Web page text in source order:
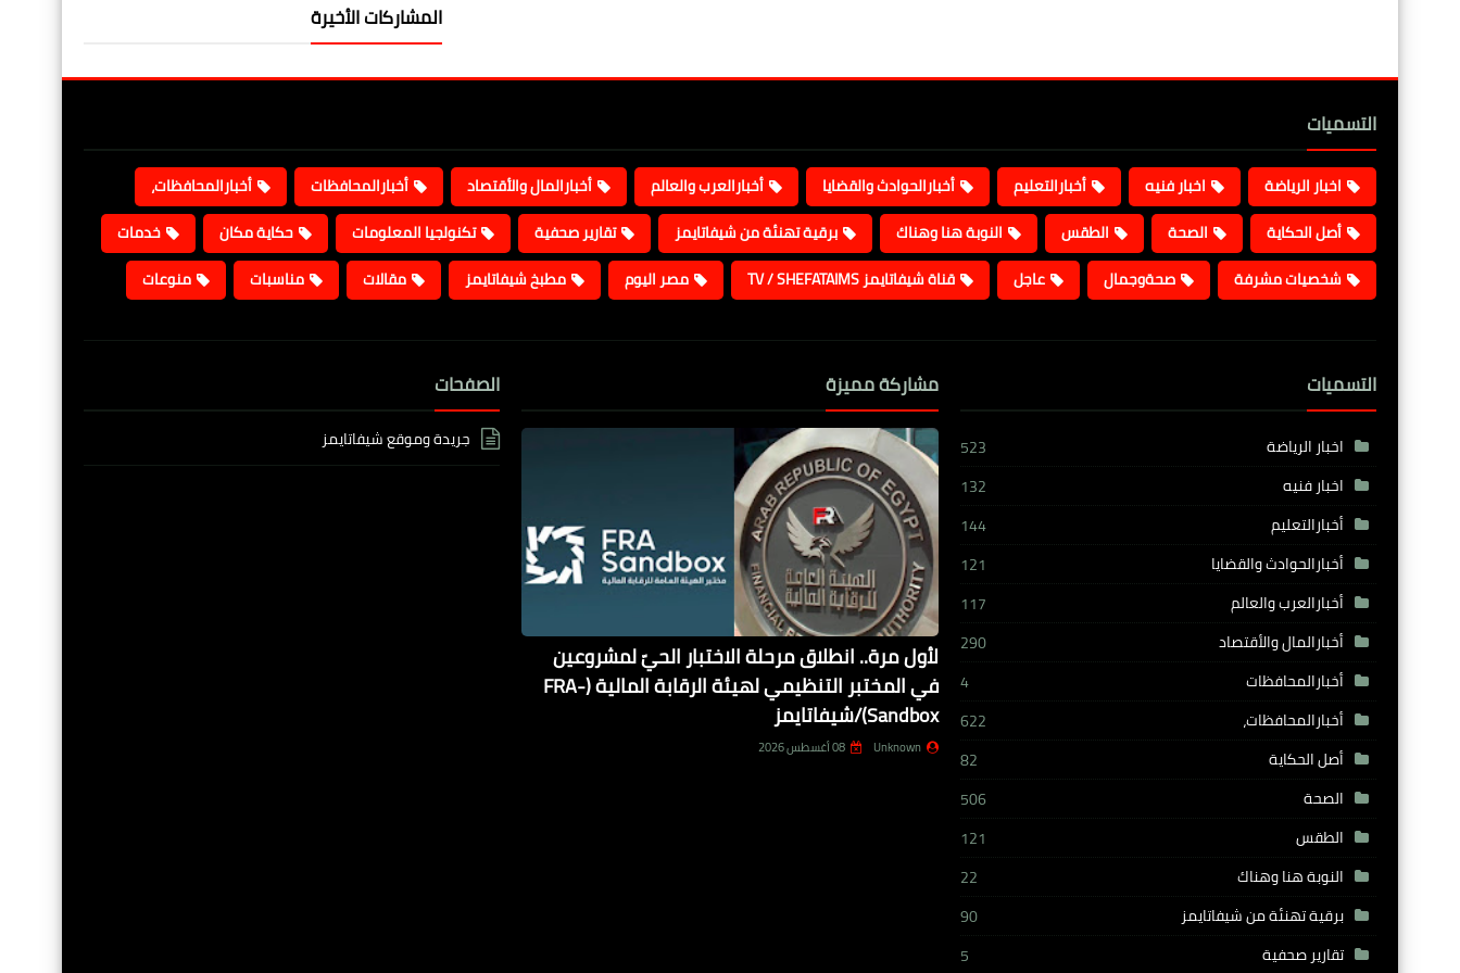
المشاركات الأخيرة
التسميات
اخبار الرياضة اخبار فنيه أخبارالتعليم أخبارالحوادث والقضايا أخبارالعرب والعالم أخبارالمال والأقتصاد أخبارالمحافظات
أخبارالمحافظات،
أصل الحكاية
الصحة الطقس النوبة هنا وهناك برقية تهنئة من شيفاتايمز تقارير صحفية تكنولجيا المعلومات حكاية مكان
خدمات
شخصيات مشرفة
صحةوجمال عاجل قناة شيفاتايمز TV / SHEFATAIMS مصر اليوم مطبخ شيفاتايمز مقالات مناسبات منوعات
التسميات
اخبار الرياضة
523
اخبار فنيه
132
أخبارالتعليم
144
أخبارالحوادث والقضايا
121
أخبارالعرب والعالم
117
أخبارالمال والأقتصاد
290
أخبارالمحافظات
4
أخبارالمحافظات،
622
أصل الحكاية
82
الصحة
506
الطقس
121
النوبة هنا وهناك
22
برقية تهنئة من شيفاتايمز
90
تقارير صحفية
5
مشاركة مميزة
لأول مرة.. انطلاق مرحلة الاختبار الحيّ لمشروعين
في المختبر التنظيمي لهيئة الرقابة المالية (FRA-
Sandbox)/شيفاتايمز
Unknown 08 أغسطس 2026
الصفحات
جريدة وموقع شيفاتايمز